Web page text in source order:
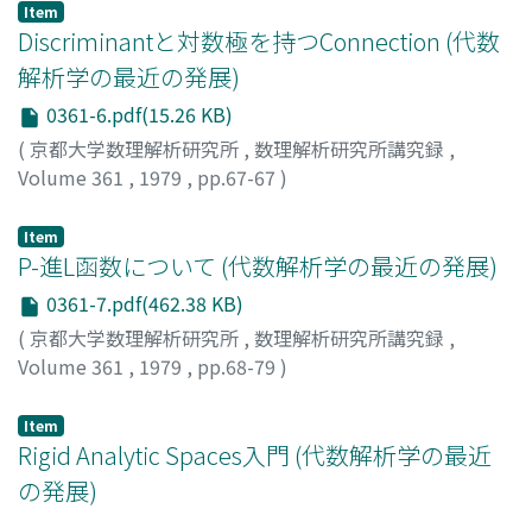
Item
Discriminantと対数極を持つConnection (代数
解析学の最近の発展)
0361-6.pdf(15.26 KB)
( 京都大学数理解析研究所 , 数理解析研究所講究録 ,
Volume 361 , 1979 , pp.67-67 )
Item
P-進L函数について (代数解析学の最近の発展)
0361-7.pdf(462.38 KB)
( 京都大学数理解析研究所 , 数理解析研究所講究録 ,
Volume 361 , 1979 , pp.68-79 )
Item
Rigid Analytic Spaces入門 (代数解析学の最近
の発展)